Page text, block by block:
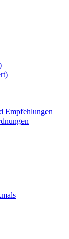
Empfehlungen